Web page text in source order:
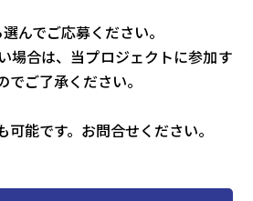
んでご応募ください。
場合は、当プロジェクトに参加す
ご了承ください。
能です。お問合せください。